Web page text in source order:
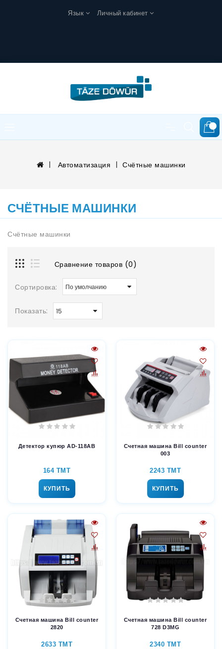
Язык Личный кабинет
0
Автоматизация Счётные машинки
СЧЁТНЫЕ МАШИНКИ
Счётные машинки
Сравнение товаров (0)
Сортировка:
Показать:
Детектор купюр AD-118AB
164 TMT
КУПИТЬ
Счетная машина Bill counter
003
2243 TMT
КУПИТЬ
Счетная машина Bill counter
2820
2633 TMT
Счетная машина Bill counter
728 D3MG
2340 TMT